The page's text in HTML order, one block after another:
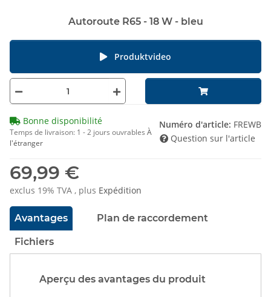
Autoroute R65 - 18 W - bleu
69,99 €
exclus 19% TVA , plus Expédition
Avantages Plan de raccordement
Fichiers
Aperçu des avantages du produit
Produktvideo
Bonne disponibilité
Temps de livraison: 1 - 2 jours ouvrables À
l'étranger
Numéro d'article: FREWB
Question sur l'article